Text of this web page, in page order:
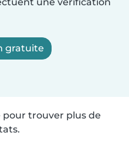
gratuite
pour trouver plus de